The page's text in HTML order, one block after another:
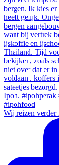
Wij reizen verder